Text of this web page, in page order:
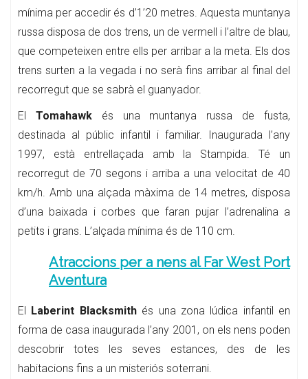
mínima per accedir és d’1’20 metres. Aquesta muntanya
russa disposa de dos trens, un de vermell i l’altre de blau,
que competeixen entre ells per arribar a la meta. Els dos
trens surten a la vegada i no serà fins arribar al final del
recorregut que se sabrà el guanyador.
El Tomahawkés una muntanya russa de fusta,
destinada al públic infantil i familiar. Inaugurada l’any
1997, està entrellaçada amb la Stampida. Té un
recorregut de 70 segons i arriba a una velocitat de 40
km/h. Amb una alçada màxima de 14 metres, disposa
d’una baixada i corbes que faran pujar l’adrenalina a
petits i grans. L’alçada mínima és de 110 cm.
Atraccions per a nens al Far West Port
Aventura
El Laberint Blacksmithés una zona lúdica infantil en
forma de casa inaugurada l’any 2001, on els nens poden
descobrir totes les seves estances, des de les
habitacions fins a un misteriós soterrani.